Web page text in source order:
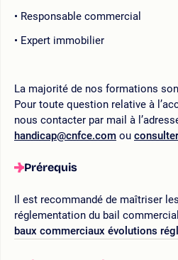
Responsable commercial
Expert immobilier
La majorité de nos formations
Pour toute question relative à
nous contacter par mail à
handicap@cnfce.com ou
Prérequis
Il est recommandé de maîtriser
réglementation du bail
baux commerciaux évolutions